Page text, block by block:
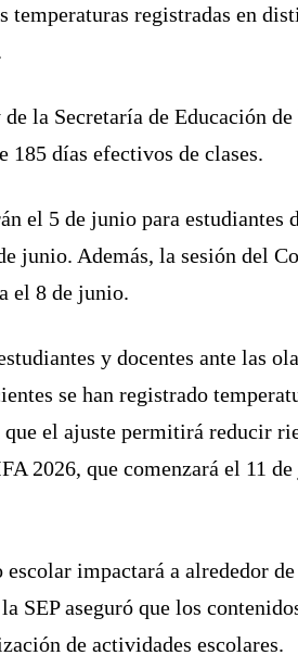
temperaturas registradas en
la Secretaría de Educación
días efectivos de clases.
el 5 de junio para estudiantes
junio. Además, la sesión del
el 8 de junio.
y docentes ante las
se han registrado
el ajuste permitirá reducir
2026, que comenzará el 11
impactará a alrededor
aseguró que los
de actividades escolares.